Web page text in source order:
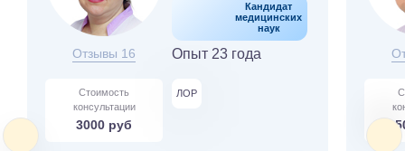
Отзывы 16
Кандидат
медицинских
наук
Опыт 23 года
Стоимость
консультации
3000 руб
ЛОР